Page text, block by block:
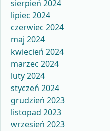
sierpień 2024
lipiec 2024
czerwiec 2024
maj 2024
kwiecień 2024
marzec 2024
luty 2024
styczeń 2024
grudzień 2023
listopad 2023
wrzesień 2023